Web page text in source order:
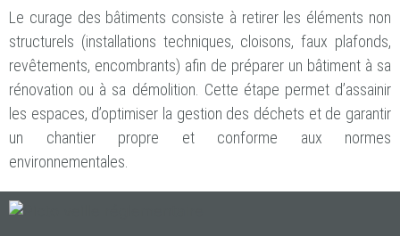
Le curage des bâtiments consiste à retirer les éléments non
structurels (installations techniques, cloisons, faux plafonds,
revêtements, encombrants) afin de préparer un bâtiment à sa
rénovation ou à sa démolition. Cette étape permet d’assainir
les espaces, d’optimiser la gestion des déchets et de garantir
un chantier propre et conforme aux normes
environnementales.